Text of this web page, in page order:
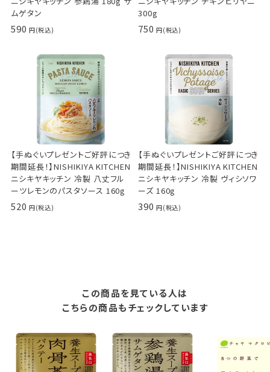
ムゲタン
590
300g
750
【手ぬぐいプレゼントご好評につき
期間延長！】NISHIKIYA KITCHEN
ニシキヤキッチン 冷製 八丈フル
ーツレモンのパスタソース 160g
520
【手ぬぐいプレゼントご好評につき
期間延長！】NISHIKIYA KITCHEN
ニシキヤキッチン 冷製 ヴィシソワ
ーズ 160g
390
この商品を見ている人は
こちらの商品もチェックしています